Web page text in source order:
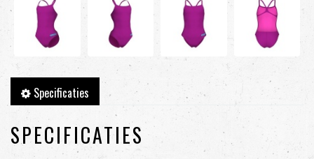
Specificaties
SPECIFICATIES